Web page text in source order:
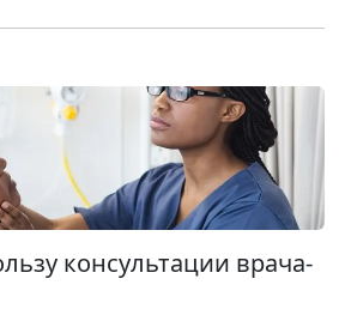
консультации врача-